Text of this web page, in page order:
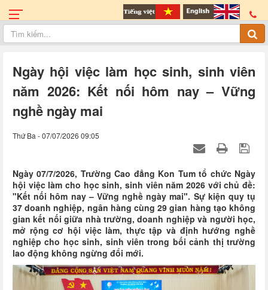
Ngày hội việc làm học sinh, sinh viên
năm 2026: Kết nối hôm nay – Vững
nghề ngày mai
Thứ Ba - 07/07/2026 09:05
Ngày 07/7/2026, Trường Cao đẳng Kon Tum tổ chức Ngày
hội việc làm cho học sinh, sinh viên năm 2026 với chủ đề:
"Kết nối hôm nay – Vững nghề ngày mai". Sự kiện quy tụ
37 doanh nghiệp, ngân hàng cùng 29 gian hàng tạo không
gian kết nối giữa nhà trường, doanh nghiệp và người học,
mở rộng cơ hội việc làm, thực tập và định hướng nghề
nghiệp cho học sinh, sinh viên trong bối cảnh thị trường
lao động không ngừng đổi mới.